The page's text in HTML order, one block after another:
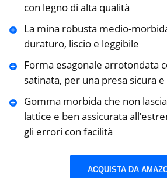
con legno di alta qualità
La mina robusta medio-
duraturo, liscio e leggibile
Forma esagonale arrotondata
satinata, per una presa sicura
Gomma morbida che non
lattice e ben assicurata
gli errori con facilità
ACQUISTA DA